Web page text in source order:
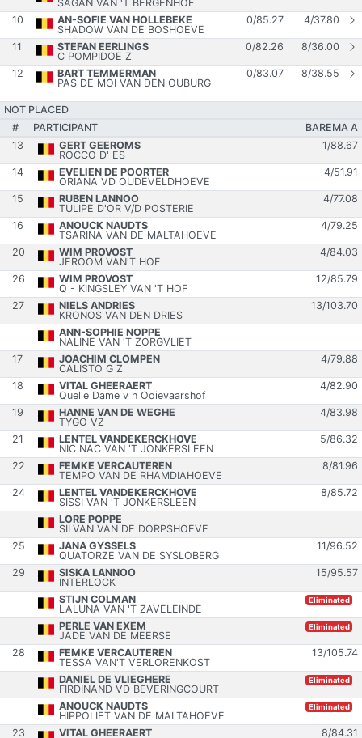
SAGAN VAN 'T BERGENHOF
10
AN-SOFIE VAN HOLLEBEKE
SHADOW VAN DE BOSHOEVE
0/85.27 4/37.80
11
STEFAN EERLINGS
C POMPIDOE Z
0/82.26 8/36.00
12
BART TEMMERMAN
PAS DE MOI VAN DEN OUBURG
0/83.07 8/38.55
NOT PLACED
#
PARTICIPANT
BAREMA A
13
GERT GEEROMS
ROCCO D' ES
1/88.67
14
EVELIEN DE POORTER
ORIANA VD OUDEVELDHOEVE
4/51.91
15
RUBEN LANNOO
TULIPE D'OR V/D POSTERIE
4/77.08
16
ANOUCK NAUDTS
TSARINA VAN DE MALTAHOEVE
4/79.25
20
WIM PROVOST
JEROOM VAN'T HOF
4/84.03
26
WIM PROVOST
Q - KINGSLEY VAN 'T HOF
12/85.79
27
NIELS ANDRIES
KRONOS VAN DEN DRIES
13/103.70
ANN-SOPHIE NOPPE
NALINE VAN 'T ZORGVLIET
17
JOACHIM CLOMPEN
CALISTO G Z
4/79.88
18
VITAL GHEERAERT
Quelle Dame v h Ooievaarshof
4/82.90
19
HANNE VAN DE WEGHE
TYGO VZ
4/83.98
21
LENTEL VANDEKERCKHOVE
NIC NAC VAN 'T JONKERSLEEN
5/86.32
22
FEMKE VERCAUTEREN
TEMPO VAN DE RHAMDIAHOEVE
8/81.96
24
LENTEL VANDEKERCKHOVE
SISSI VAN 'T JONKERSLEEN
8/85.72
LORE POPPE
SILVAN VAN DE DORPSHOEVE
25
JANA GYSSELS
QUATORZE VAN DE SYSLOBERG
11/96.52
29
SISKA LANNOO
INTERLOCK
15/95.57
STIJN COLMAN
LALUNA VAN 'T ZAVELEINDE
Eliminated
PERLE VAN EXEM
JADE VAN DE MEERSE
Eliminated
28
FEMKE VERCAUTEREN
TESSA VAN'T VERLORENKOST
13/105.74
DANIEL DE VLIEGHERE
FIRDINAND VD BEVERINGCOURT
Eliminated
ANOUCK NAUDTS
HIPPOLIET VAN DE MALTAHOEVE
Eliminated
23
VITAL GHEERAERT
8/84.31